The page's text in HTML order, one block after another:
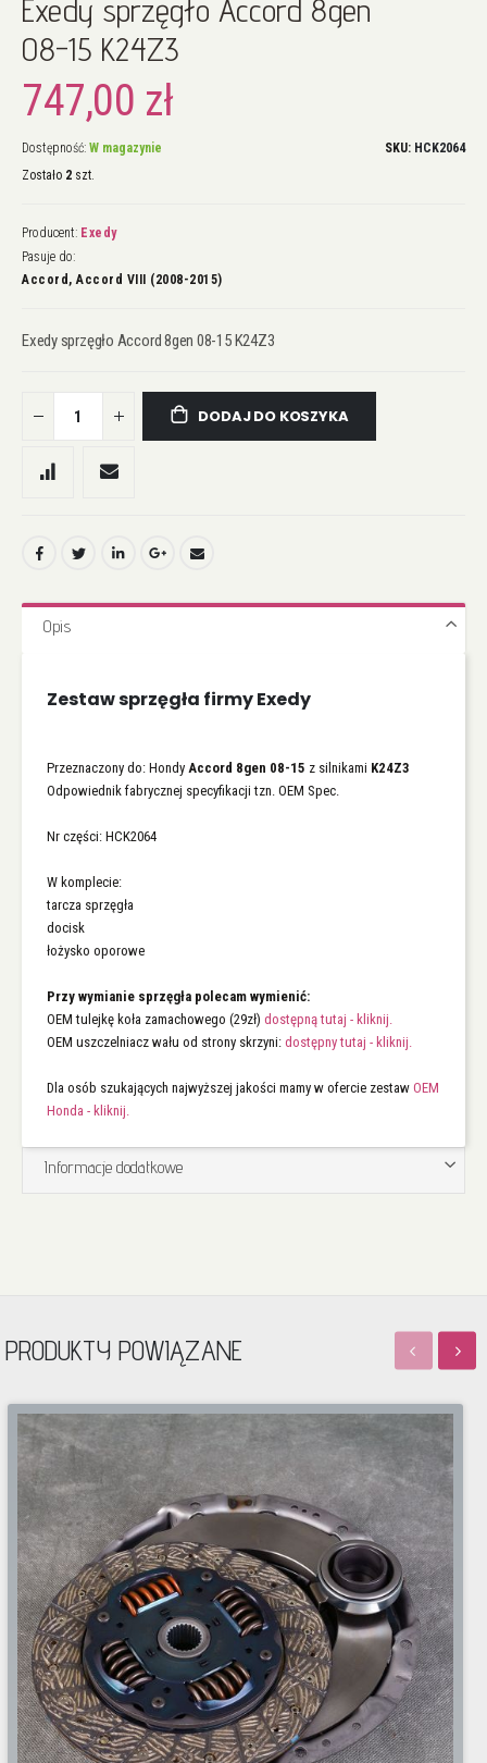
początek
galerii
Exedy sprzęgło Accord 8gen
08-15 K24Z3
747,00 zł
Dostępność: W magazynie
Zostało 2 szt.
SKU HCK2064
Producent: Exedy
Pasuje do:
Accord, Accord VIII (2008-2015)
Exedy sprzęgło Accord 8gen 08-15 K24Z3
DODAJ DO KOSZYKA
Opis
Zestaw sprzęgła firmy Exedy
Przeznaczony do: Hondy Accord 8gen 08-15 z silnikami K24Z3
Odpowiednik fabrycznej specyfikacji tzn. OEM Spec.
Nr części: HCK2064
W komplecie:
tarcza sprzęgła
docisk
łożysko oporowe
Przy wymianie sprzęgła polecam wymienić:
OEM tulejkę koła zamachowego (29zł) dostępną tutaj - kliknij.
OEM uszczelniacz wału od strony skrzyni: dostępny tutaj - kliknij.
Dla osób szukających najwyższej jakości mamy w ofercie zestaw OEM
Honda - kliknij.
Informacje dodatkowe
PRODUKTY POWIĄZANE